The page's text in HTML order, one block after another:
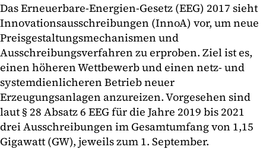
Das Erneuerbare-Energien-Gesetz (EEG) 2017 sieht
Innovationsausschreibungen (InnoA) vor, um neue
Preisgestaltungsmechanismen und
Ausschreibungsverfahren zu erproben. Ziel ist es,
einen höheren Wettbewerb und einen netz- und
systemdienlicheren Betrieb neuer
Erzeugungsanlagen anzureizen. Vorgesehen sind
laut § 28 Absatz 6 EEG für die Jahre 2019 bis 2021
drei Ausschreibungen im Gesamtumfang von 1,15
Gigawatt (GW), jeweils zum 1. September.